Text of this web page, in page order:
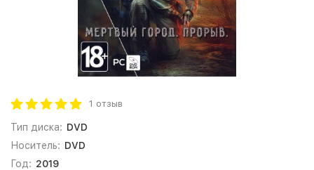
1 отзыв
Тип диска: DVD
Носитель: DVD
Год: 2019